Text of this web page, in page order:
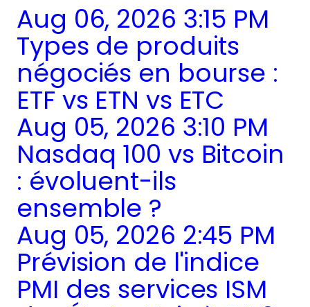
Aug 06, 2026 3:15 PM
Types de produits
négociés en bourse :
ETF vs ETN vs ETC
Aug 05, 2026 3:10 PM
Nasdaq 100 vs Bitcoin
: évoluent-ils
ensemble ?
Aug 05, 2026 2:45 PM
Prévision de l'indice
PMI des services ISM